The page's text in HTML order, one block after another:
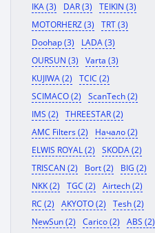
IKA (3)
DAR (3)
TEIKIN (3)
MOTORHERZ (3)
TRT (3)
Doohap (3)
LADA (3)
OURSUN (3)
Varta (3)
KUJIWA (2)
TCIC (2)
SCIMACO (2)
ScanTech (2)
IMS (2)
THREESTAR (2)
AMC Filters (2)
Начало (2)
ELWIS ROYAL (2)
SKODA (2)
TRISCAN (2)
Bort (2)
BIG (2)
NKK (2)
TGC (2)
Airtech (2)
RC (2)
AKYOTO (2)
Tesh (2)
NewSun (2)
Carico (2)
ABS (2)